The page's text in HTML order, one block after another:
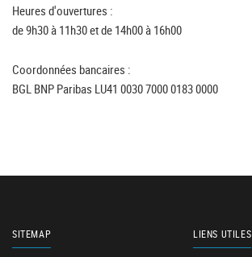
Heures d'ouvertures :
de 9h30 à 11h30 et de 14h00 à 16h00
Coordonnées bancaires :
BGL BNP Paribas LU41 0030 7000 0183 0000
SITEMAP LIENS UTILES